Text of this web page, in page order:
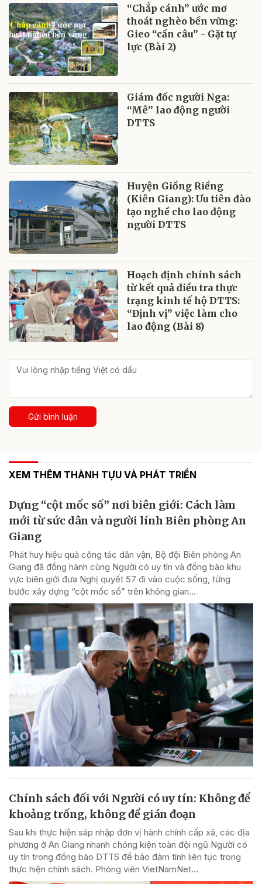
“Chắp cánh” ước mơ
thoát nghèo bền vững:
Gieo “cần câu” - Gặt tự
lực (Bài 2)
Giám đốc người Nga:
“Mê” lao động người
DTTS
Huyện Giồng Riềng
(Kiên Giang): Ưu tiên đào
tạo nghề cho lao động
người DTTS
Hoạch định chính sách
từ kết quả điều tra thực
trạng kinh tế hộ DTTS:
“Định vị” việc làm cho
lao động (Bài 8)
Gửi bình luận
XEM THÊM THÀNH TỰU VÀ PHÁT TRIỂN
Dựng “cột mốc số” nơi biên giới: Cách làm
mới từ sức dân và người lính Biên phòng An
Giang
Phát huy hiệu quả công tác dân vận, Bộ đội Biên phòng An
Giang đã đồng hành cùng Người có uy tín và đồng bào khu
vực biên giới đưa Nghị quyết 57 đi vào cuộc sống, từng
bước xây dựng “cột mốc số” trên không gian...
Chính sách đối với Người có uy tín: Không để
khoảng trống, không để gián đoạn
Sau khi thực hiện sáp nhập đơn vị hành chính cấp xã, các địa
phương ở An Giang nhanh chóng kiện toàn đội ngũ Người có
uy tín trong đồng bào DTTS để bảo đảm tính liên tục trong
thực hiện chính sách. Phóng viên VietNamNet...